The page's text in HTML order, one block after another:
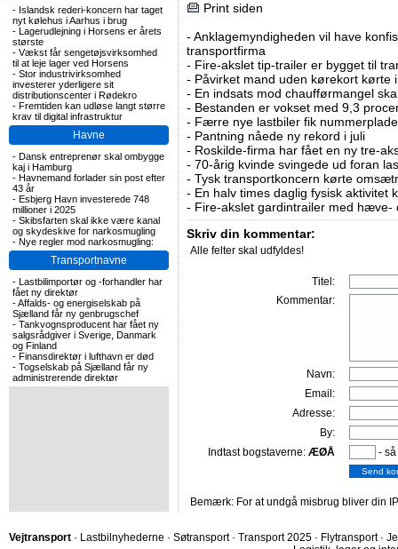
- Islandsk rederi-koncern har taget
nyt kølehus i Aarhus i brug
- Lagerudlejning i Horsens er årets
største
- Vækst får sengetøjsvirksomhed
til at leje lager ved Horsens
- Stor industrivirksomhed
investerer yderligere sit
distributionscenter i Rødekro
- Fremtiden kan udløse langt større
krav til digital infrastruktur
Havne
- Dansk entreprenør skal ombygge
kaj i Hamburg
- Havnemand forlader sin post efter
43 år
- Esbjerg Havn investerede 748
millioner i 2025
- Skibsfarten skal ikke være kanal
og skydeskive for narkosmugling
- Nye regler mod narkosmugling:
Transportnavne
- Lastbilimportør og -forhandler har
fået ny direktør
-Affalds- og energiselskab på
Sjælland får ny genbrugschef
- Tankvognsproducent har fået ny
salgsrådgiver i Sverige, Danmark
og Finland
- Finansdirektør i lufthavn er død
- Togselskab på Sjælland får ny
administrerende direktør
Print siden
- Anklagemyndigheden vil have
transportfirma
- Fire-akslet tip-trailer er bygget til
- Påvirket mand uden kørekort kørte
- En indsats mod chaufførmangel
- Bestanden er vokset med 9,3
- Færre nye lastbiler fik
- Pantning nåede ny rekord i juli
- Roskilde-firma har fået en ny tre-
- 70-årig kvinde svingede ud foran
- Tysk transportkoncern kørte
- En halv times daglig fysisk aktivitet
- Fire-akslet gardintrailer med hæve-
Skriv din kommentar:
Alle felter skal udfyldes!
Titel:
Kommentar:
Navn:
Email:
Adresse:
By:
Indtast bogstaverne: ÆØÅ -
Bemærk: For at undgå misbrug bliver din
Vejtransport · Lastbilnyhederne · Søtransport · Transport 2025 · Flytransport ·